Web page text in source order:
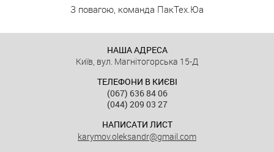
З повагою, команда ПакТех.Юа
НАША АДРЕСА
Київ, вул. Магнітогорська 15-Д
ТЕЛЕФОНИ В КИЄВІ
(067) 636 84 06
(044) 209 03 27
НАПИСАТИ ЛИСТ
karymov.oleksandr@gmail.com